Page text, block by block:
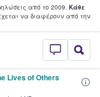
από το 2009. Κάθε
να διαφέρουν από την
- Όπου
Lives of Others